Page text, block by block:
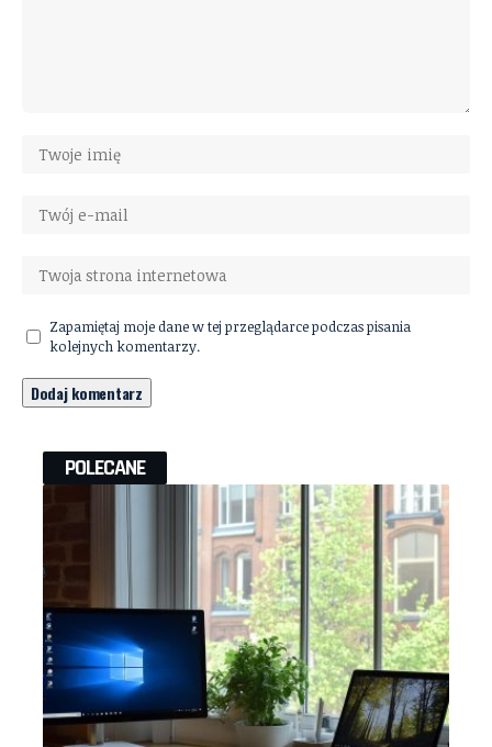
Zapamiętaj moje dane w tej przeglądarce podczas pisania
kolejnych komentarzy.
POLECANE